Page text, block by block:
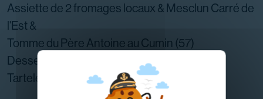
Assiette de 2 fromages locaux & Mesclun Carré de
l'Est &
Tomme du Père Antoine au Cumin (57)
Dessert
Tartelette Mirabelles de Lorraine